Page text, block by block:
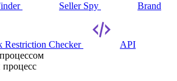
Seller Spy Brand
Restriction Checker
API